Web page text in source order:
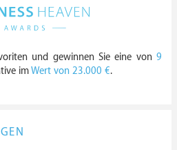
und gewinnen Sie eine von 9
imWert von 23.000 €.